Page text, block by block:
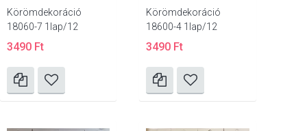
Körömdekoráció
18060-7 1lap/12
3490 Ft
Körömdekoráció
18600-4 1lap/12
3490 Ft